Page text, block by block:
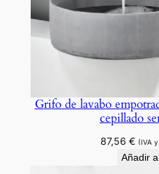
.
c
Grifo de lavabo
cepillado
87,56 € (IVA
Añadir